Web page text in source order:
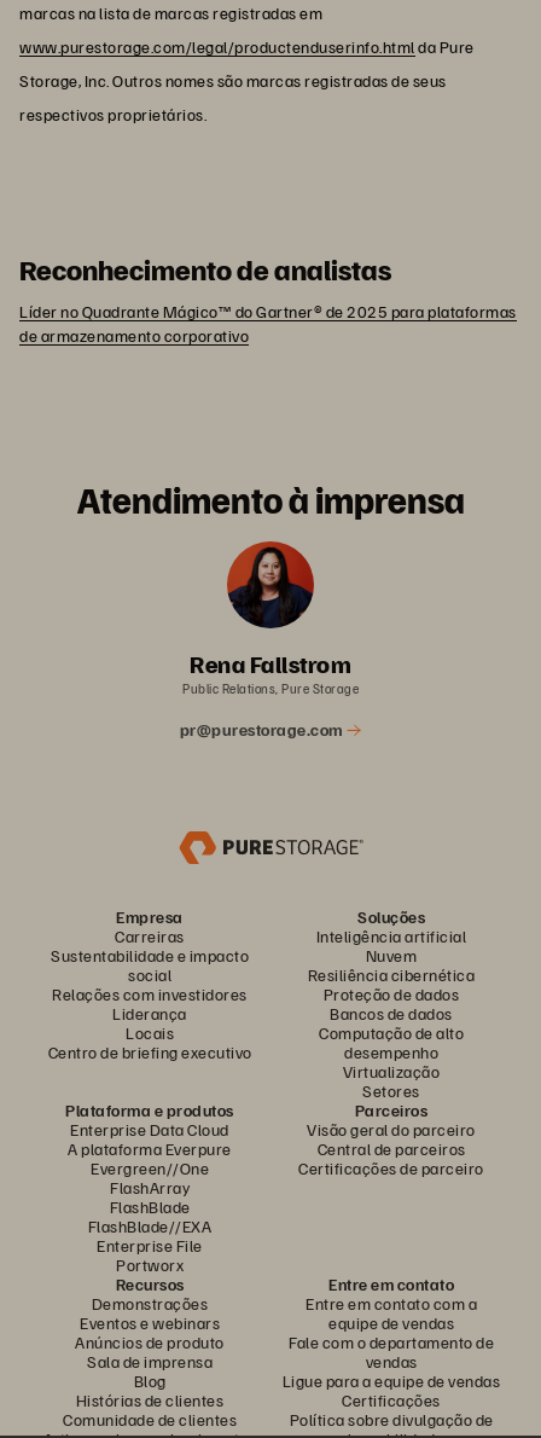
marcas na lista de marcas registradas em
www.purestorage.com/legal/productenduserinfo.htmlda Pure
Storage, Inc. Outros nomes são marcas registradas de seus
respectivos proprietários.
Reconhecimento de analistas
Líder no Quadrante Mágico™ do Gartner® de 2025 para plataformas
de armazenamento corporativo
Atendimento à imprensa
Rena Fallstrom
Public Relations, Pure Storage
pr@purestorage.com
Empresa
Carreiras
Sustentabilidade e impacto
social
Relações com investidores
Liderança
Locais
Centro de briefing executivo
Soluções
Inteligência artificial
Nuvem
Resiliência cibernética
Proteção de dados
Bancos de dados
Computação de alto
desempenho
Virtualização
Setores
Plataforma e produtos
Enterprise Data Cloud
A plataforma Everpure
Evergreen//One
FlashArray
FlashBlade
FlashBlade//EXA
Enterprise File
Portworx
Parceiros
Visão geral do parceiro
Central de parceiros
Certificações de parceiro
Recursos
Demonstrações
Eventos e webinars
Anúncios de produto
Sala de imprensa
Blog
Histórias de clientes
Comunidade de clientes
Entre em contato
Entre em contato com a
equipe de vendas
Fale com o departamento de
vendas
Ligue para a equipe de vendas
Certificações
Política sobre divulgação de